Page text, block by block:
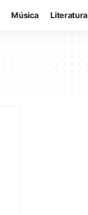
Música Literatura